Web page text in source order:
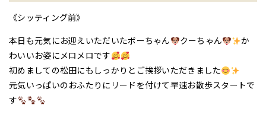
《シッティング前》
本日も元気にお迎えいただいたボーちゃん
クーちゃん
か
わいいお姿にメロメロです
初めましての松田にもしっかりとご挨拶いただきました
元気いっぱいのおふたりにリードを付けて早速お散歩スタートで
す